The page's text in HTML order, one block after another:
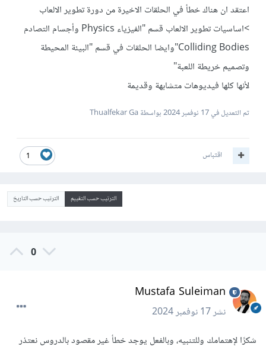
اعتقد ان هناك خطأ في الحلقات الاخيرة من دورة تطوير الالعاب
>اساسيات تطوير الالعاب قسم "الفيزياء Physics وأجسام التصادم
Colliding Bodies"وايضا الحلقات في قسم "البيئة المحيطة
وتصميم خريطة اللعبة"
لأنها كلها فيديوهات متشابهة وقديمة
تم التعديل في17 نوفمبر 2024 بواسطة Thualfekar Ga
1 اقتباس
الترتيب حسب التقييم الترتيب حسب التاريخ
0
Mustafa Suleiman
نشر17 نوفمبر 2024
شكرًا لإهتمامك وللتنبيه، وبالفعل يوجد خطأ غير مقصود بالدروس نعتذر